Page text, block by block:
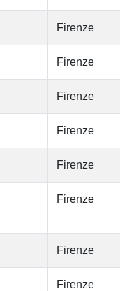
Firenze
Firenze
Firenze
Firenze
Firenze
Firenze
Firenze
Firenze